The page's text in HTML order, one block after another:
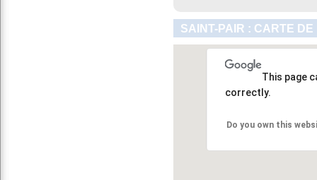
SAINT-PAIR : CARTE
This page
correctly.
Do you own this